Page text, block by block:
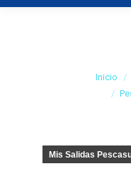
Inicio
Mis Salidas